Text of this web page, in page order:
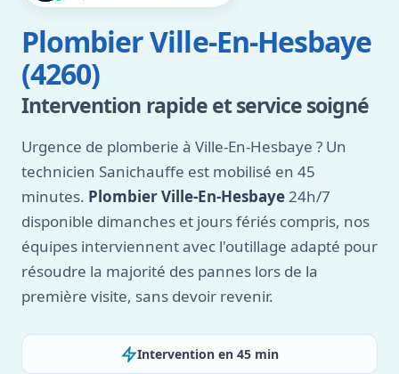
Plombier Ville-En-Hesbaye
(4260)
Intervention rapide et service soigné
Urgence de plomberie à Ville-En-Hesbaye ? Un
technicien Sanichauffe est mobilisé en 45
minutes. Plombier Ville-En-Hesbaye24h/7
disponible dimanches et jours fériés compris, nos
équipes interviennent avec l'outillage adapté pour
résoudre la majorité des pannes lors de la
première visite, sans devoir revenir.
Intervention en 45 min